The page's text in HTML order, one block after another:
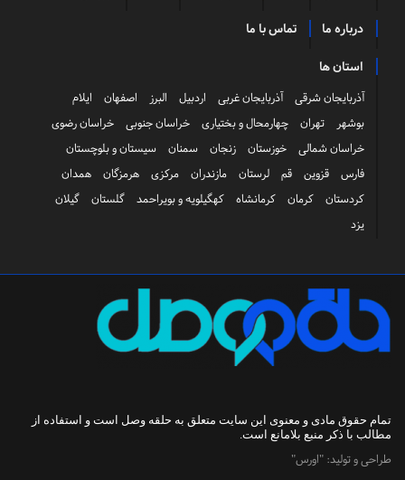
درباره ما تماس با ما
استان ها
آذربایجان شرقی آذربایجان غربی اردبیل البرز اصفهان
ایلام
بوشهر
تهران چهارمحال و بختیاری خراسان جنوبی
خراسان رضوی
خراسان شمالی
خوزستان زنجان سمنان
سیستان و بلوچستان
فارس
قزوین قم لرستان مازندران مرکزی هرمزگان
همدان
کردستان
کرمان کرمانشاه کهگیلویه و بویراحمد گلستان
گیلان
یزد
تمام حقوق مادی و معنوی این سایت متعلق به حلقه وصل است و استفاده از
مطالب با ذکر منبع بلامانع است.
طراحی و تولید: "اورس"